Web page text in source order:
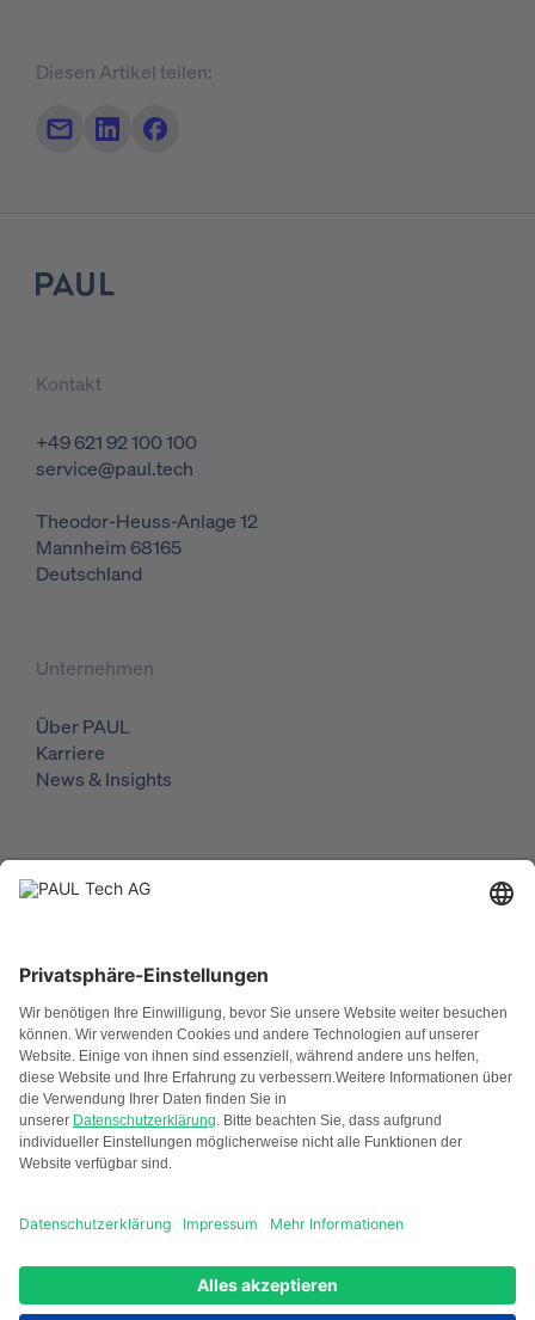
Diesen Artikel teilen:
Teilen per Mail
Auf LinkedIn teilen
Auf Facebook teilen
Logo
Kontakt
+49 621 92 100 100
service@paul.tech
Theodor-Heuss-Anlage 12
Mannheim68165
Deutschland
Unternehmen
Über PAUL
Karriere
News & Insights
Asset Manager
ESG Manager
LinkedIn
Instagram
Datenschutzerklärung